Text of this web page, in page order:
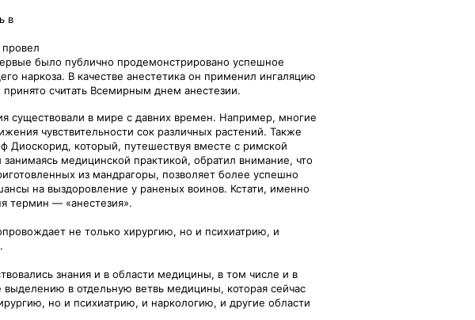
в
было публично продемонстрировано успешное
наркоза. В качестве анестетика он применил ингаляцию
считать Всемирным днем анестезии.
существовали в мире с давних времен. Например, многие
чувствительности сок различных растений. Также
Диоскорид, который, путешествуя вместе с римской
медицинской практикой, обратил внимание, что
из мандрагоры, позволяет более успешно
на выздоровление у раненых воинов. Кстати, именно
термин — «анестезия».
не только хирургию, но и психиатрию, и
знания и в области медицины, в том числе и в
выделению в отдельную ветвь медицины, которая сейчас
но и психиатрию, и наркологию, и другие области